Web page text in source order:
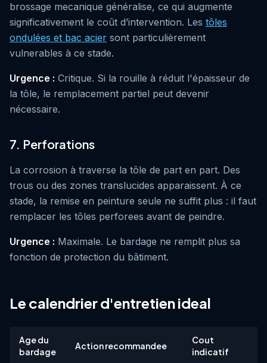
brossage mecanique généralise, ce qui augmente
significativement le coût d’intervention. Les tôles
ondulées et bac acier sont particulièrement
vulnerables à ce stade.
Urgence : Critique. Si la rouille à réduit l'épaisseur de
la tôle, le remplacement partiel peut devenir
nécessaire.
7. Perforations
La corrosion à traverse la tôle de part en part. Des
trous ou des zones translucides apparaissent. À ce
stade, la remise en peinture seule ne suffit plus : il faut
remplacer les tôles perforees avant de peindre.
Urgence : Maximale. Le bardage ne remplit plus sa
fonction de protection du bâtiment.
Le calendrier d'entretien ideal
Age du
bardage
Action recommandee
Cout
indicatif